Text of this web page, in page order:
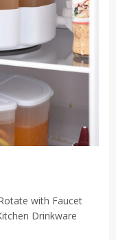
with Faucet
Drinkware